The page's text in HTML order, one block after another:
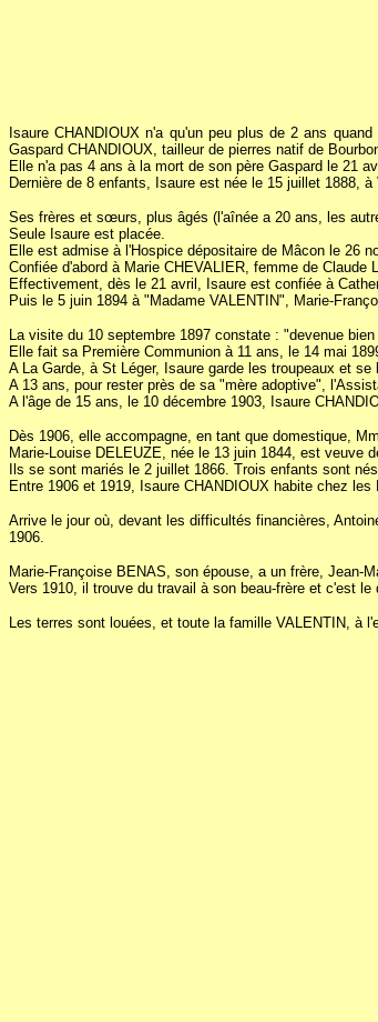
Isaure CHANDIOUX n'a qu'un peu plus de 2 ans
Gaspard CHANDIOUX, tailleur de pierres natif de
Elle n'a pas 4 ans à la mort de son père Gaspard le 21
Dernière de 8 enfants, Isaure est née le 15 juillet 1888,
Ses frères et sœurs, plus âgés (l'aînée a 20 ans, les
Seule Isaure est placée.
Elle est admise à l'Hospice dépositaire de Mâcon le 26
Confiée d'abord à Marie CHEVALIER, femme de
Effectivement, dès le 21 avril, Isaure est confiée à
Puis le 5 juin 1894 à "Madame VALENTIN", Marie-
La visite du 10 septembre 1897 constate : "devenue
Elle fait sa Première Communion à 11 ans, le 14 mai
A La Garde, à St Léger, Isaure garde les troupeaux et
A 13 ans, pour rester près de sa "mère adoptive",
A l'âge de 15 ans, le 10 décembre 1903, Isaure
Dès 1906, elle accompagne, en tant que domestique,
Marie-Louise DELEUZE, née le 13 juin 1844, est veuve
Ils se sont mariés le 2 juillet 1866. Trois enfants sont
Entre 1906 et 1919, Isaure CHANDIOUX habite chez
Arrive le jour où, devant les difficultés financières,
1906.
Marie-Françoise BENAS, son épouse, a un frère, Jean-
Vers 1910, il trouve du travail à son beau-frère et c'est le
Les terres sont louées, et toute la famille VALENTIN, à